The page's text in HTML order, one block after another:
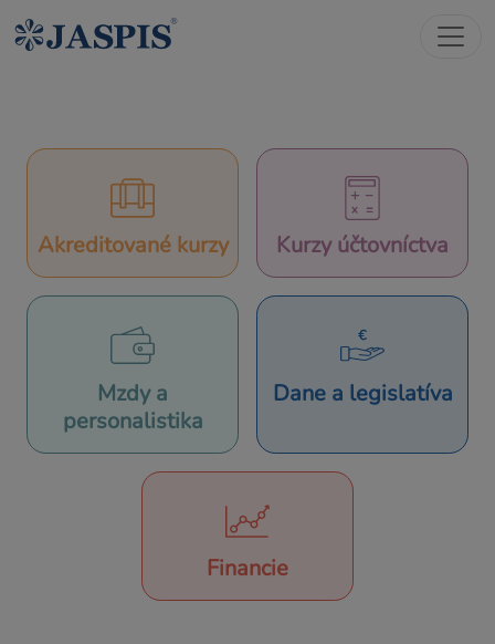
Akreditované kurzy Kurzy účtovníctva
Mzdy a
personalistika
Dane a legislatíva
Financie